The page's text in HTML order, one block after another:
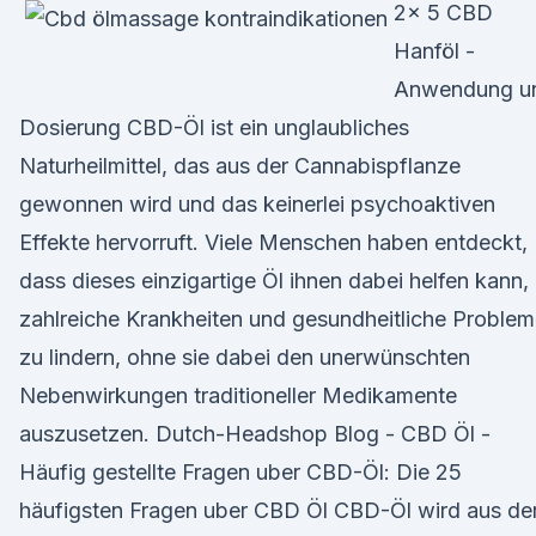
2x 5 CBD
Hanföl -
Anwendung
Dosierung CBD-Öl ist ein unglaubliches
Naturheilmittel, das aus der Cannabispflanze
gewonnen wird und das keinerlei psychoaktiven
Effekte hervorruft. Viele Menschen haben entdeckt,
dass dieses einzigartige Öl ihnen dabei helfen kann,
zahlreiche Krankheiten und gesundheitliche
zu lindern, ohne sie dabei den unerwünschten
Nebenwirkungen traditioneller Medikamente
auszusetzen. Dutch-Headshop Blog - CBD Öl -
Häufig gestellte Fragen uber CBD-Öl: Die 25
häufigsten Fragen uber CBD Öl CBD-Öl wird aus